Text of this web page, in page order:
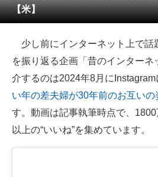
メディア
注目記事を集めた総合ページ
ITの今と未来を見通す
スマホと通信の最新トレンド
進化するPCとデバイスの未来
好きが集まる 比べて選べる
【米】
少し前にインターネット上で話
を振り返る企画「昔のインターネ
介するのは2024年8月にInstagram
い年の差夫婦が30年前のお互い
す。動画は記事執筆時点で、
以上の“いいね”を集めています。